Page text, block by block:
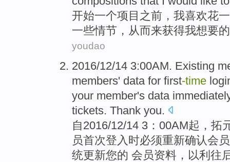
开始一个项目 之前 ， 我喜欢花
一些情节，从而来获得我想要的
youdao
2016/12/14 3:00AM. Existing
members' data for first-time
your member's data
tickets. Thank you.
自2016/12/14 3：00AM起，拓
员首次登入 时必须重新确认会员
统更新您的 会员资料，以利往